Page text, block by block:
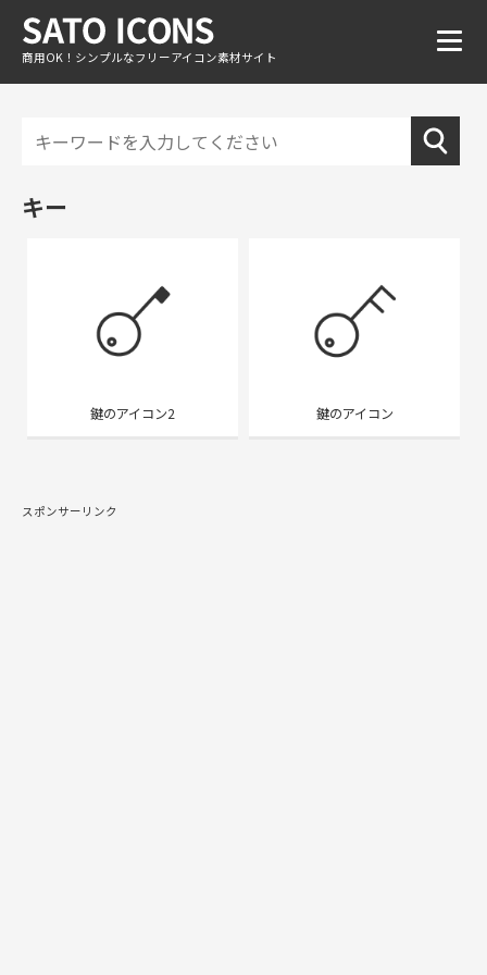
商用OK！シンプルなフリーアイコン素材サイト
キー
鍵のアイコン2 鍵のアイコン
スポンサーリンク